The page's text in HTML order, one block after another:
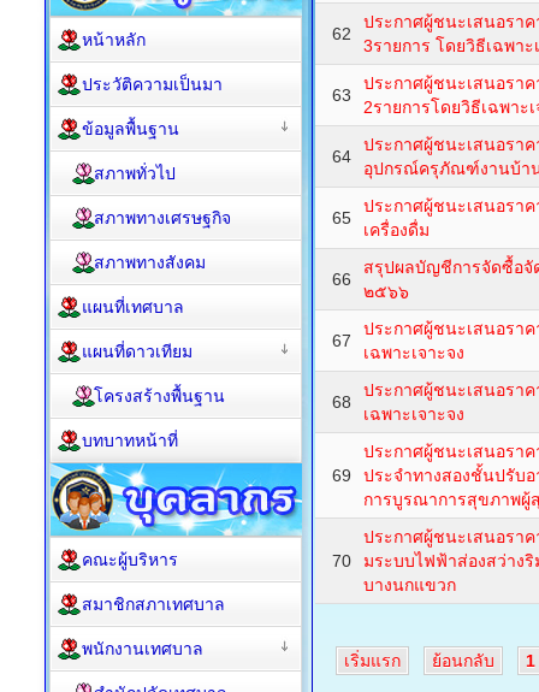
62
ประกาศผู้ชนะเสนอรา
3รายการ โดยวิธีเฉพาะ
63
ประกาศผู้ชนะเสนอรา
2รายการโดยวิธีเฉพาะเ
64
ประกาศผู้ชนะเสนอรา
อุปกรณ์ครุภัณฑ์งานบ้าน
65
ประกาศผู้ชนะเสนอรา
เครื่องดื่ม
66
สรุปผลบัญชีการจัดซื้อจั
๒๕๖๖
67
ประกาศผู้ชนะเสนอรา
เฉพาะเจาะจง
68
ประกาศผู้ชนะเสนอรา
เฉพาะเจาะจง
69
ประกาศผู้ชนะเสนอราค
ประจำทางสองชั้นปรับอ
การบูรณาการสุขภาพผู้
70
ประกาศผู้ชนะเสนอรา
มระบบไฟฟ้าส่องสว่าง
บางนกแขวก
เริ่มแรก ย้อนกลับ 1
หน้าหลัก
ประวัติความเป็นมา
ข้อมูลพื้นฐาน
สภาพทั่วไป
สภาพทางเศรษฐกิจ
สภาพทางสังคม
แผนที่เทศบาล
แผนที่ดาวเทียม
โครงสร้างพื้นฐาน
บทบาทหน้าที่
คณะผู้บริหาร
สมาชิกสภาเทศบาล
พนักงานเทศบาล